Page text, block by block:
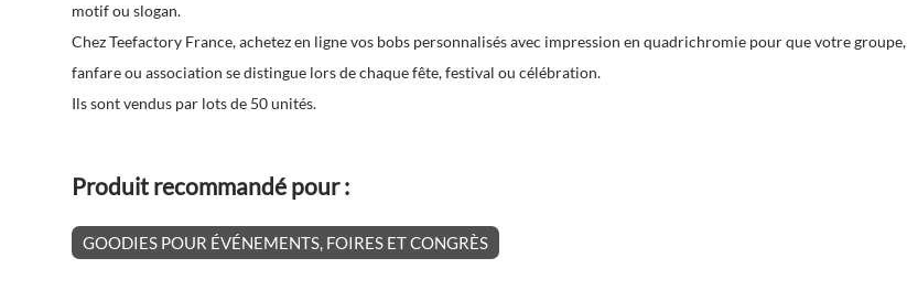
motif ou slogan.
Chez Teefactory France, achetez en ligne vos bobs personnalisés avec impression en quadrichromie pour que votre groupe,
fanfare ou association se distingue lors de chaque fête, festival ou célébration.
Ils sont vendus par lots de 50 unités.
Produit recommandé pour :
GOODIES POUR ÉVÉNEMENTS, FOIRES ET CONGRÈS